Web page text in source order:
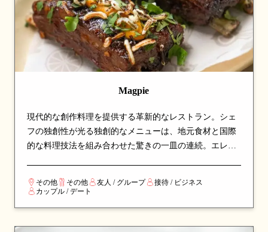
Magpie
現代的な創作料理を提供する革新的なレストラン。シェ
フの独創性が光る独創的なメニューは、地元食材と国際
的な料理技法を組み合わせた驚きの一皿の連続。エレガ
ポットです。
その他 その他 友人 / グループ
接待 / ビジネス
カップル / デート